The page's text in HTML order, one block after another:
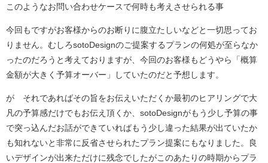
このようなお問い合わせケースで何時も考えさせられる事
今回もですがお客様からのお断りに腹立たしいなどと一切思ってお
りません。むしろsotoDesignのご提案するプランの何処が至らなか
ったのだろうと考えておりますが、今回のお客様もどうやら「概算
金額が大きく予算オーバー」していたのだと予想します。
が それであればその旨をお伝えいただくか最初のヒアリングで大
凡の予算感だけでもお伝え頂くか、sotoDesignがもう少し予算の事
で突っ込んだお話ができていればもう少し違った結果が出ていたか
も知れないと非常に反省させられたプラン提案にもなりました。良
いデザインが出来ただけに残念でしたがこのあたりの時期からプラ